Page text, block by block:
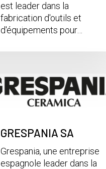
est leader dans la
fabrication d'outils et
d'équipements pour…
GRESPANIA SA
Grespania, une entreprise
espagnole leader dans la